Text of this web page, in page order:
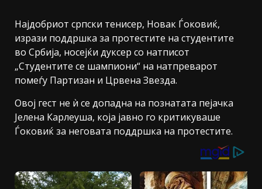
Најдобриот српски тенисер, Новак Ѓоковиќ,
изрази поддршка за протестите на студентите
во Србија, носејќи дуксер со натписот
„Студентите се шампиони“ на натпреварот
помеѓу Партизан и Црвена Звезда.
Овој гест не ѝ се допадна на познатата пејачка
Јелена Карлеуша, која јавно го критикуваше
Ѓоковиќ за неговата поддршка на протестите.